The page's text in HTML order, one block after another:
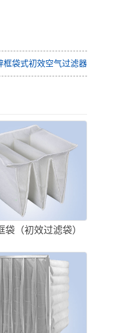
框袋式初效空气过滤器
袋（初效过滤袋）